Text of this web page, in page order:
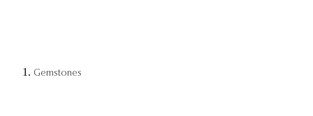
Gemstones